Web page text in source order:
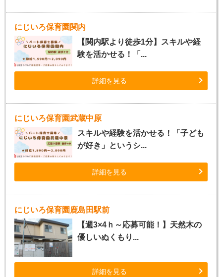
にじいろ保育園関内
【関内駅より徒歩1分】スキルや経
験を活かせる！「...
詳細を見る
にじいろ保育園武蔵中原
スキルや経験を活かせる！「子ども
が好き」というシ...
詳細を見る
にじいろ保育園鹿島田駅前
【週3×4ｈ～応募可能！】天然木の
優しいぬくもり...
詳細を見る